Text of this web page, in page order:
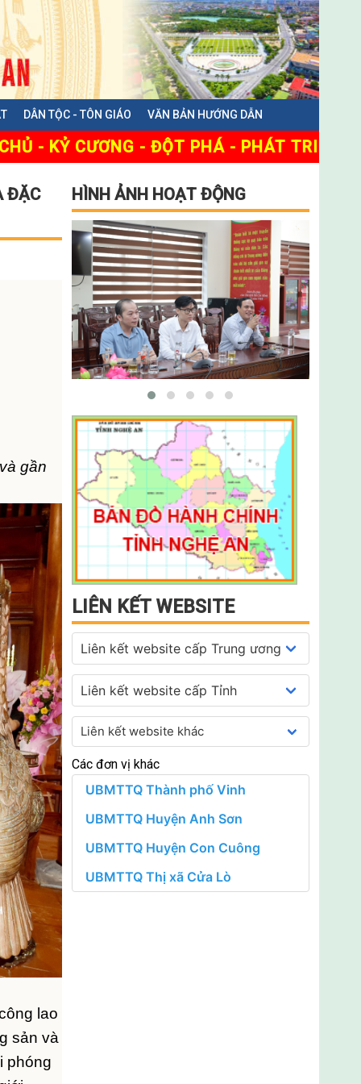
DÂN TỘC - TÔN GIÁO VĂN BẢN HƯỚNG DẪN
- ĐỘT PHÁ - PHÁT TRIỂN
ĐẶC
gần
lao
sản và
phóng
HÌNH ẢNH HOẠT ĐỘNG
LIÊN KẾT WEBSITE
Các đơn vị khác